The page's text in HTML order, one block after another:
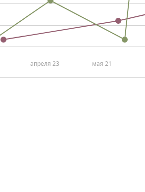
апреля 23 мая 21